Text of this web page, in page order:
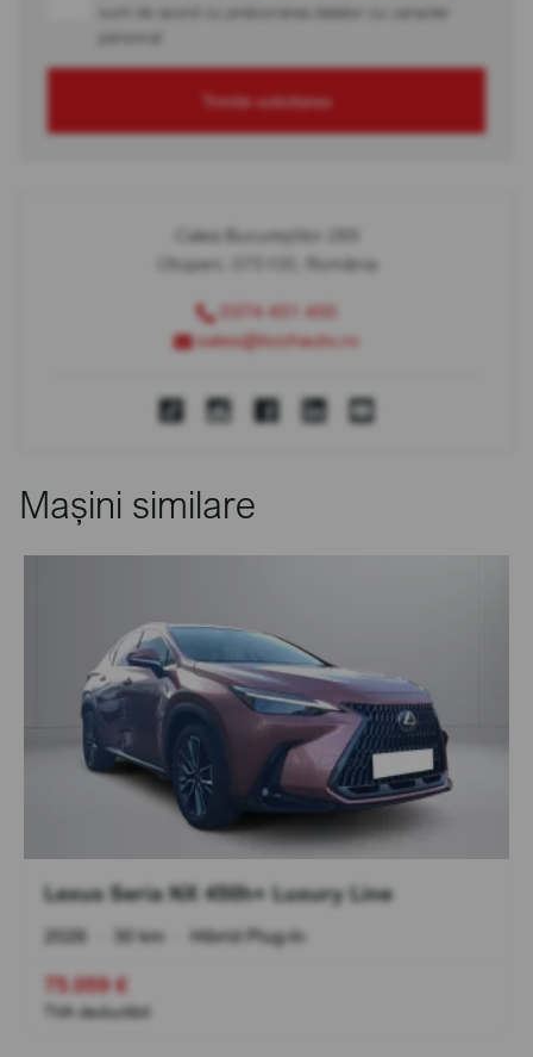
sunt de acord cu prelucrarea datelor cu caracter
personal
Trimite solicitarea
Calea Bucureștilor 289
Otopeni, 075100, România
0374 451 400
sales@bcchauto.ro
Mașini similare
Lexus Seria NX 450h+ Luxury Line
2026 30 km Hibrid Plug-In
75.059 €
TVA deductibil